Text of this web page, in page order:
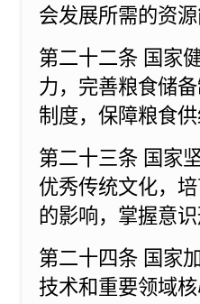
会发展所需的资
第二十二条 国家
力，完善粮食储
制度，保障粮食
第二十三条 国家
优秀传统文化，
的影响，掌握意
第二十四条 国家
技术和重要领域